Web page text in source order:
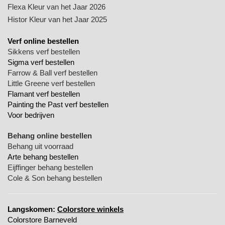
Flexa Kleur van het Jaar 2026
Histor Kleur van het Jaar 2025
Verf online bestellen
Sikkens verf bestellen
Sigma verf bestellen
Farrow & Ball verf bestellen
Little Greene verf bestellen
Flamant verf bestellen
Painting the Past verf bestellen
Voor bedrijven
Behang online bestellen
Behang uit voorraad
Arte behang bestellen
Eijffinger behang bestellen
Cole & Son behang bestellen
Langskomen: Colorstore winkels
Colorstore Barneveld